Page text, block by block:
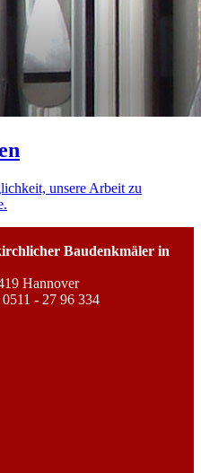
unsere Arbeit zu
Baudenkmäler in
Hannover
0511 - 27 96 334